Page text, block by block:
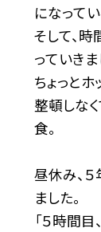
になってい
そして、
っていきま
ちょっと
整頓しな
食。
昼休み、
ました。
「５時間